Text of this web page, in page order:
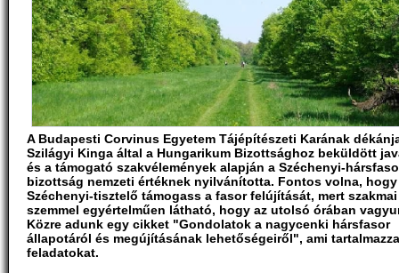
A Budapesti Corvinus Egyetem Tájépítészeti Karának
Szilágyi Kinga által a Hungarikum Bizottsághoz beküldött
és a támogató szakvélemények alapján a Széchenyi-
bizottság nemzeti értéknek nyilvánította. Fontos volna,
Széchenyi-tisztelő támogass a fasor felújítását, mert szakmai
szemmel egyértelműen látható, hogy az utolsó órában
Közre adunk egy cikket "Gondolatok a nagycenki hársfasor
állapotáról és megújításának lehetőségeiről", ami
feladatokat.